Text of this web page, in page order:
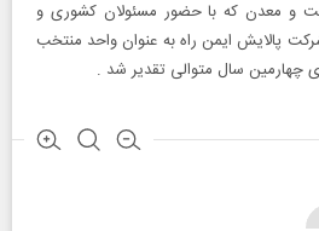
و معدن که با حضور مسئولان کشوری و
شرکت پالایش ایمن راه به عنوان واحد منتخب
چهارمین سال متوالی تقدیر شد .